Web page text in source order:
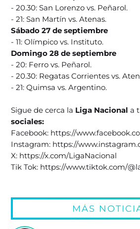
- 20.30: San Lorenzo vs. Peñarol.
- 21: San Martín vs. Atenas.
Sábado 27 de septiembre
- 11: Olímpico vs. Instituto.
Domingo 28 de septiembre
- 20: Ferro vs. Peñarol.
- 20.30: Regatas Corrientes vs.
- 21: Quimsa vs. Argentino.
Sigue de cerca la Liga Nacional a
sociales:
Facebook: https://
Instagram: https://
X: https://x.com/LigaNacional
Tik Tok: https://www.tiktok.com/
MÁS